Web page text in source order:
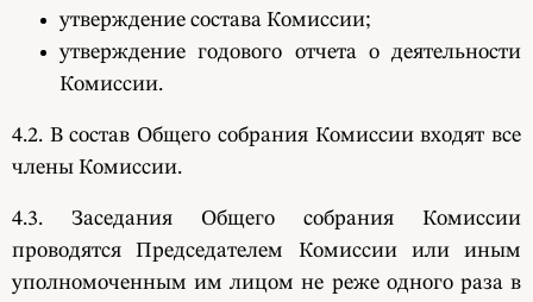
утверждение состава Комиссии;
утверждение годового отчета о деятельности
Комиссии.
4.2. В состав Общего собрания Комиссии входят все
члены Комиссии.
4.3. Заседания Общего собрания Комиссии
проводятся Председателем Комиссии или иным
уполномоченным им лицом не реже одного раза в